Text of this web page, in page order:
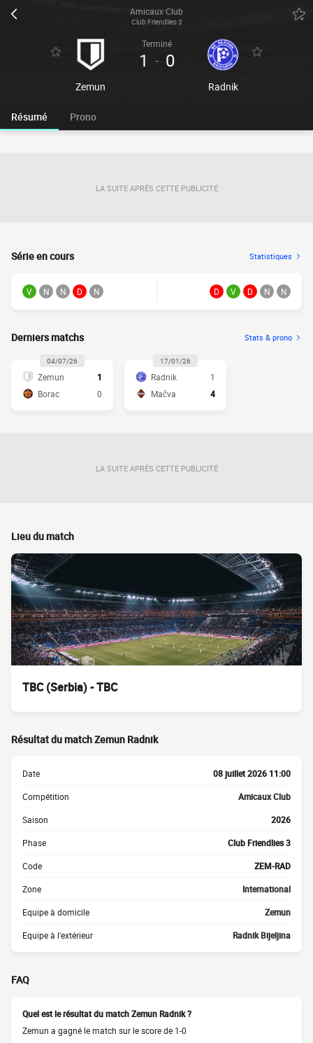
Amicaux Club
Club Friendlies 3
Zemun
Terminé
1 - 0
Radnik
Résumé Prono
LA SUITE APRÈS CETTE PUBLICITÉ
Série en cours Statistiques
V N N D N D V D N N
Derniers matchs Stats & prono
04/07/26
Zemun
1
Borac
0
17/01/26
Radnik
1
Mačva
4
LA SUITE APRÈS CETTE PUBLICITÉ
Lieu du match
TBC (Serbia) - TBC
Résultat du match Zemun Radnik
Date 08 juillet 2026 11:00
Compétition Amicaux Club
Saison 2026
Phase Club Friendlies 3
Code ZEM-RAD
Zone International
Equipe à domicile Zemun
Equipe à l'extérieur Radnik Bijeljina
FAQ
Quel est le résultat du match Zemun Radnik ?
Zemun a gagné le match sur le score de 1-0